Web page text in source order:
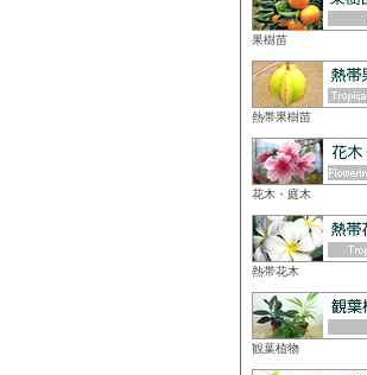
果樹苗
熱帯果樹苗
花木・庭木
熱帯花木
観葉植物